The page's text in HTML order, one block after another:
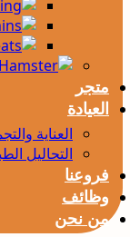
متجر
العيادة
العناية
التحاليل
فروعنا
وظائف
من نحن